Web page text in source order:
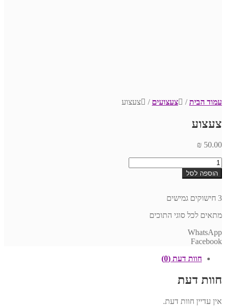
עמוד הבית/ צעצועים / צעצוע
צעצוע
₪ 50.00
כמות
של
צעצוע
הוספה לסל
3 חישוקים גמישים
מתאים לכל סוגי התוכים
WhatsApp
Facebook
חוות דעת (0)
חוות דעת
אין עדיין חוות דעת.